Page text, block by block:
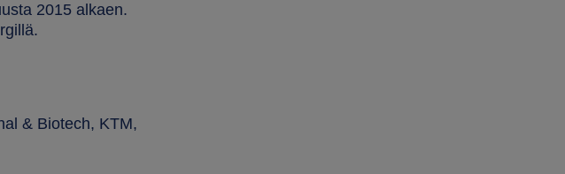
2015 alkaen.
& Biotech, KTM,